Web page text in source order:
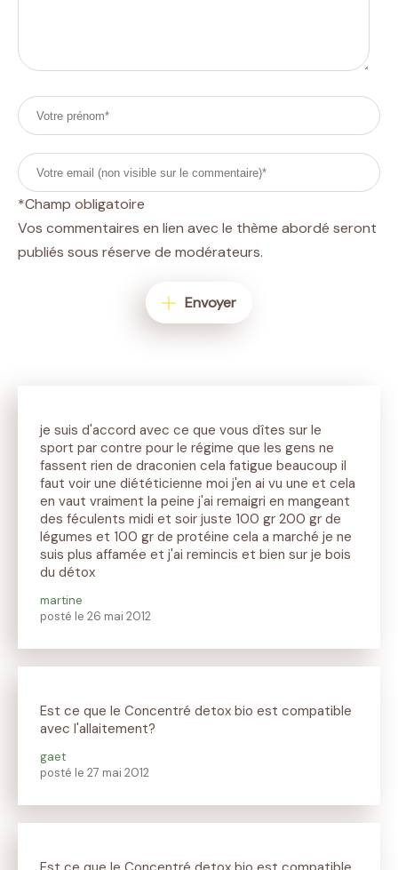
*Champ obligatoire
Vos commentaires en lien avec le thème abordé seront
publiés sous réserve de modérateurs.
Envoyer
je suis d'accord avec ce que vous dîtes sur le
sport par contre pour le régime que les gens ne
fassent rien de draconien cela fatigue beaucoup il
faut voir une diététicienne moi j'en ai vu une et cela
en vaut vraiment la peine j'ai remaigri en mangeant
des féculents midi et soir juste 100 gr 200 gr de
légumes et 100 gr de protéine cela a marché je ne
suis plus affamée et j'ai remincis et bien sur je bois
du détox
martine
posté le 26 mai 2012
Est ce que le Concentré detox bio est compatible
avec l'allaitement?
gaet
posté le 27 mai 2012